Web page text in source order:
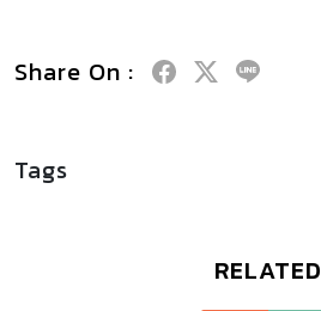
Share On :
Tags
RELATED